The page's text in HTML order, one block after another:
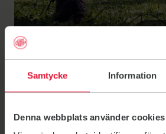
Samtycke Information
Denna webbplats använder cookies
Jubelpark,